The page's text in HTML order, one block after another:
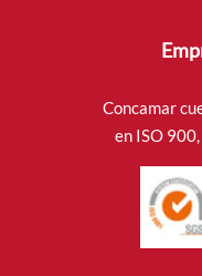
Concamar
en ISO